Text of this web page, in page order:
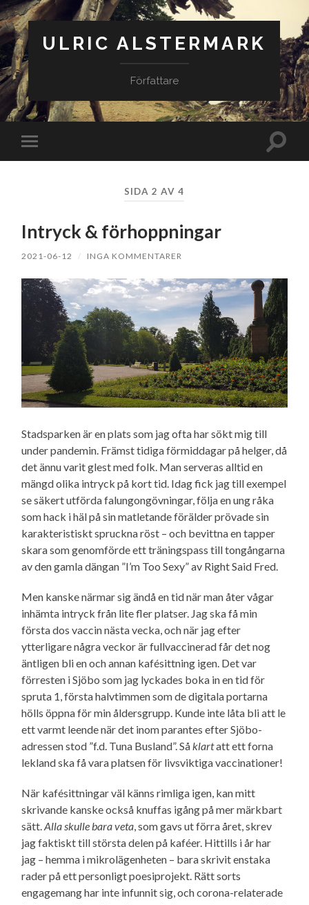
ULRIC ALSTERMARK
Författare
Slå
på/av
Slå
SIDA 2 AV 4
Intryck & förhoppningar
2021-06-12 / INGA KOMMENTARER
Stadsparken är en plats som jag ofta har sökt mig till
under pandemin. Främst tidiga förmiddagar på helger, då
det ännu varit glest med folk. Man serveras alltid en
mängd olika intryck på kort tid. Idag fick jag till exempel
se säkert utförda falungong­övningar, följa en ung råka
som hack i häl på sin matletande förälder prövade sin
karakteristiskt spruckna röst – och bevittna en tapper
skara som genomförde ett träningspass till tongångarna
av den gamla dängan ”I’m Too Sexy” av Right Said Fred.
Men kanske närmar sig ändå en tid när man åter vågar
inhämta intryck från lite fler platser. Jag ska få min
första dos vaccin nästa vecka, och när jag efter
ytterligare några veckor är fullvaccinerad får det nog
äntligen bli en och annan kafésittning igen. Det var
förresten i Sjöbo som jag lyckades boka in en tid för
spruta 1, första halvtimmen som de digitala portarna
hölls öppna för min ålders­grupp. Kunde inte låta bli att le
ett varmt leende när det inom parantes efter Sjöbo-
adressen stod ”f.d. Tuna Busland”. Såklartatt ett forna
lekland ska få vara platsen för livsviktiga vaccinationer!
När kafésittningar väl känns rimliga igen, kan mitt
skrivande kanske också knuffas igång på mer märkbart
sätt.Alla skulle bara veta, som gavs ut förra året, skrev
jag faktiskt till största delen på kaféer. Hittills i år har
jag – hemma i mikrolägenheten – bara skrivit enstaka
rader på ett personligt poesiprojekt. Rätt sorts
engagemang har inte infunnit sig, och corona-relaterade